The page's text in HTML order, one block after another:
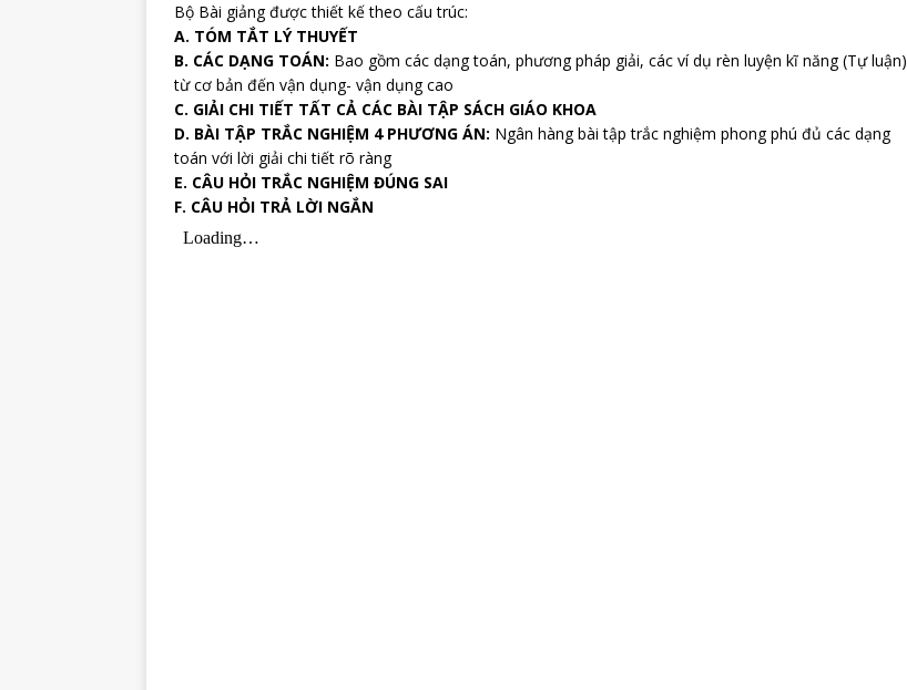
Bộ Bài giảng được thiết kế theo cấu trúc:
A. TÓM TẮT LÝ THUYẾT
B. CÁC DẠNG TOÁN: Bao gồm các dạng toán, phương pháp giải, các ví dụ rèn luyện kĩ năng (Tự luận)
từ cơ bản đến vận dụng- vận dụng cao
C. GIẢI CHI TIẾT TẤT CẢ CÁC BÀI TẬP SÁCH GIÁO KHOA
D. BÀI TẬP TRẮC NGHIỆM 4 PHƯƠNG ÁN: Ngân hàng bài tập trắc nghiệm phong phú đủ các dạng
toán với lời giải chi tiết rõ ràng
E. CÂU HỎI TRẮC NGHIỆM ĐÚNG SAI
F. CÂU HỎI TRẢ LỜI NGẮN